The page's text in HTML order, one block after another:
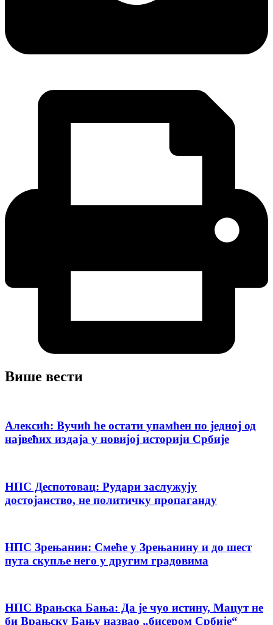
Више вести
Алексић: Вучић ће остати упамћен по једној од
највећих издаја у новијој историји Србије
НПС Деспотовац: Рудари заслужују
достојанство, не политичку пропаганду
НПС Зрењанин: Смеће у Зрењанину и до шест
пута скупље него у другим градовима
НПС Врањска Бања: Да је чуо истину, Мацут не
би Врањску Бању назвао „бисером Србије“